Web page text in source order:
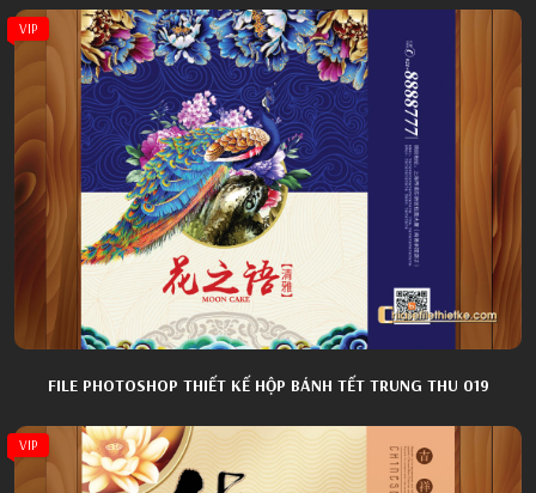
VIP
FILE PHOTOSHOP THIẾT KẾ HỘP BÁNH TẾT TRUNG THU 019
VIP